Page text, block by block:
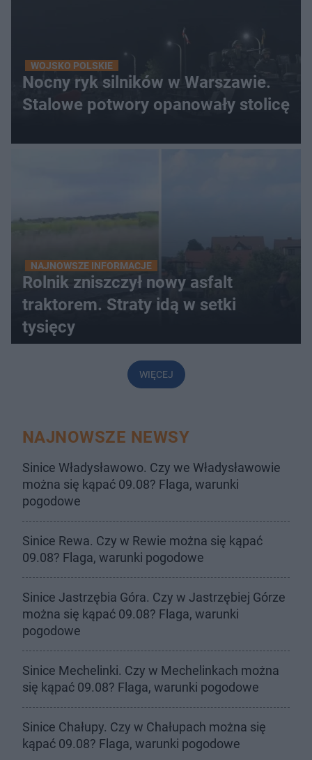
WOJSKO POLSKIE
Nocny ryk silników w Warszawie.
Stalowe potwory opanowały stolicę
NAJNOWSZE INFORMACJE
Rolnik zniszczył nowy asfalt
traktorem. Straty idą w setki
tysięcy
WIĘCEJ
NAJNOWSZE NEWSY
Sinice Władysławowo. Czy we Władysławowie
można się kąpać 09.08? Flaga, warunki
pogodowe
Sinice Rewa. Czy w Rewie można się kąpać
09.08? Flaga, warunki pogodowe
Sinice Jastrzębia Góra. Czy w Jastrzębiej Górze
można się kąpać 09.08? Flaga, warunki
pogodowe
Sinice Mechelinki. Czy w Mechelinkach można
się kąpać 09.08? Flaga, warunki pogodowe
Sinice Chałupy. Czy w Chałupach można się
kąpać 09.08? Flaga, warunki pogodowe